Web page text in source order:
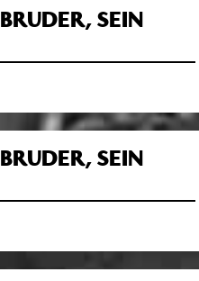
SEIN
SEIN